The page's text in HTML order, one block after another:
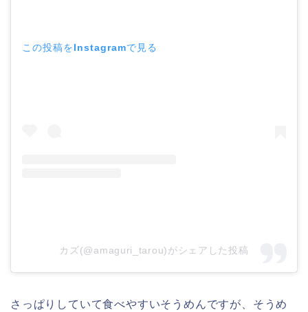
この投稿をInstagramで見る
カズ(@amaguri_tarou)がシェアした投稿
さっぱりしていて食べやすいそうめんですが、そうめ